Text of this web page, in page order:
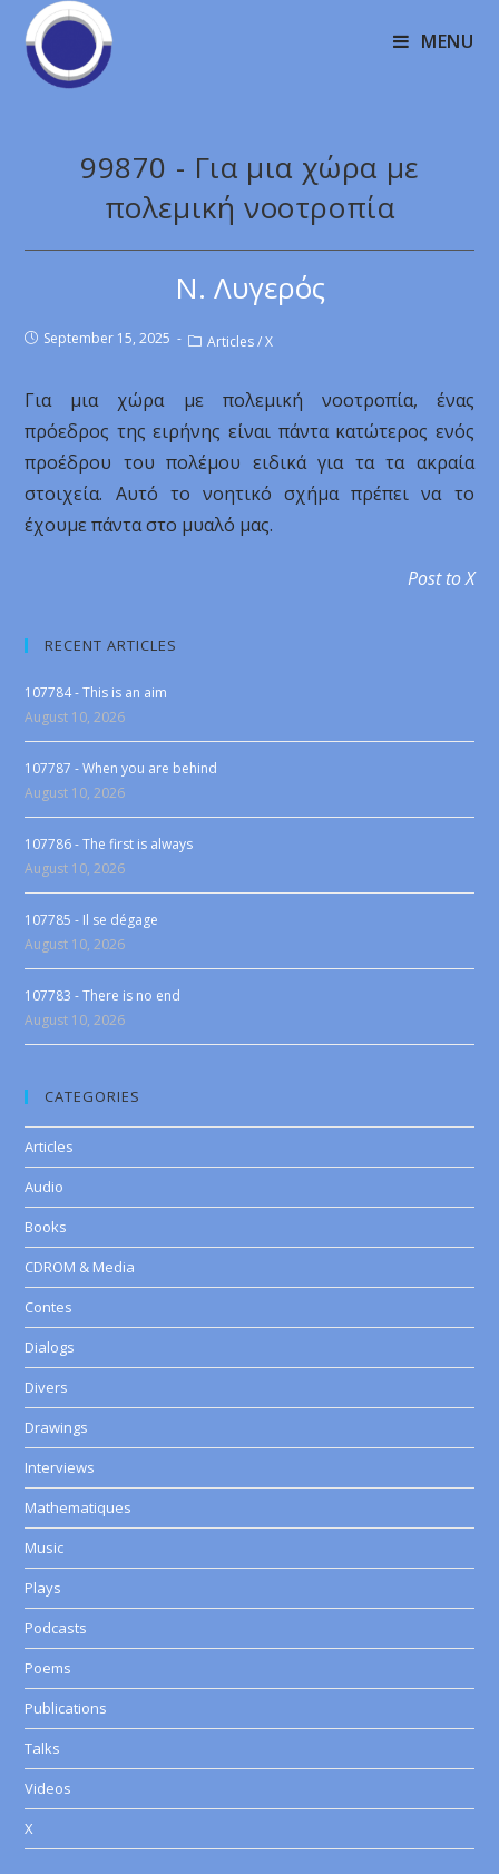
MENU
99870 - Για μια χώρα με
πολεμική νοοτροπία
Ν. Λυγερός
September 15, 2025 Articles / X
Για μια χώρα με πολεμική νοοτροπία, ένας
πρόεδρος της ειρήνης είναι πάντα κατώτερος ενός
προέδρου του πολέμου ειδικά για τα τα ακραία
στοιχεία. Αυτό το νοητικό σχήμα πρέπει να το
έχουμε πάντα στο μυαλό μας.
Post to X
RECENT ARTICLES
107784 - This is an aim
August 10, 2026
107787 - When you are behind
August 10, 2026
107786 - The first is always
August 10, 2026
107785 - Il se dégage
August 10, 2026
107783 - There is no end
August 10, 2026
CATEGORIES
Articles
Audio
Books
CDROM & Media
Contes
Dialogs
Divers
Drawings
Interviews
Mathematiques
Music
Plays
Podcasts
Poems
Publications
Talks
Videos
X